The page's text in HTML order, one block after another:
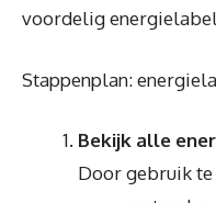
voordelig
Stappenplan:
Bekijk alle
Door gebruik te